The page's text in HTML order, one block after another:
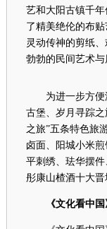
艺和大阳古镇千
了精美绝伦的布
灵动传神的剪纸
勃勃的民间艺术与
为进一步方
古堡、岁月寻踪之
之旅”五条特色旅
卤面、阳城小米
平刺绣、珐华摆
彤康山楂酒十大
《文化看中